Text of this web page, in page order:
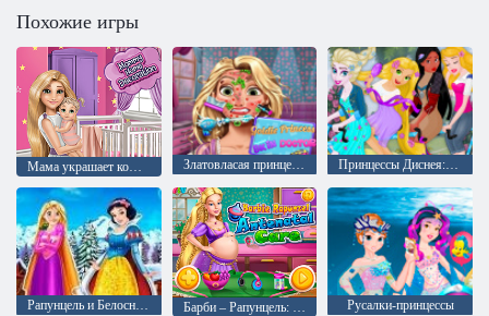
Похожие игры
Мама украшает комнату Златовласая принцесса лечить кожу Принцессы Диснея: Тандем
Рапунцель и Белоснежка: Зимняя одевалка Русалки-принцессы